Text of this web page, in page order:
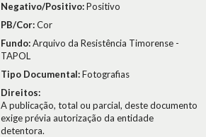
Negativo/Positivo:Positivo
PB/Cor:Cor
Fundo:Arquivo da Resistência Timorense -
TAPOL
Tipo Documental:Fotografias
Direitos:
A publicação, total ou parcial, deste documento
exige prévia autorização da entidade
detentora.